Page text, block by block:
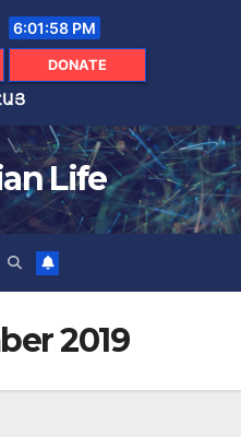
6:01:59 PM
DONATE
Life
2019